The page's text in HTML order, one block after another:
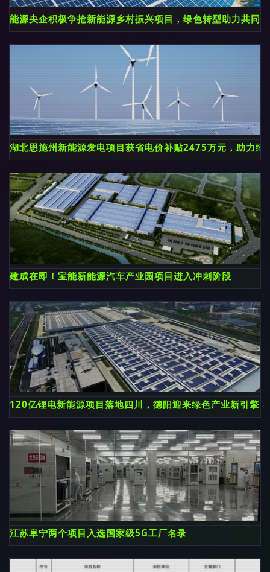
能源央企积极争抢新能源乡村振兴项目，绿色转型助力共同
湖北恩施州新能源发电项目获省电价补贴2475万元，助力绿
建成在即！宝能新能源汽车产业园项目进入冲刺阶段
120亿锂电新能源项目落地四川，德阳迎来绿色产业新引擎
江苏阜宁两个项目入选国家级5G工厂名录